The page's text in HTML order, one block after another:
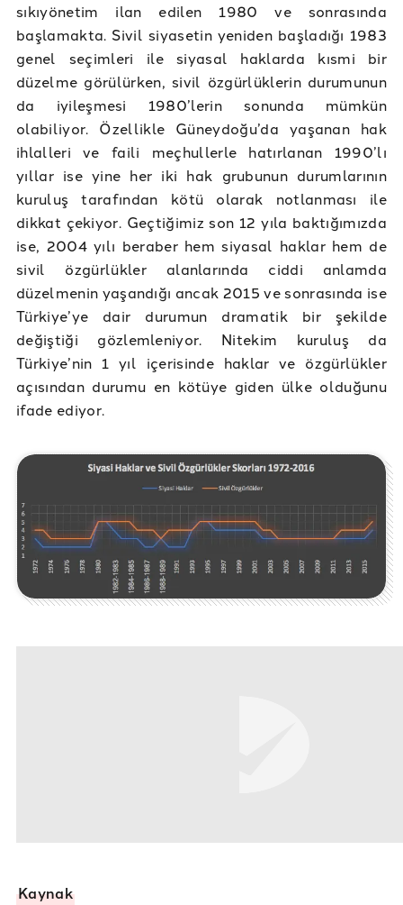
sıkıyönetim ilan edilen 1980 ve sonrasında
başlamakta. Sivil siyasetin yeniden başladığı 1983
genel seçimleri ile siyasal haklarda kısmi bir
düzelme görülürken, sivil özgürlüklerin durumunun
da iyileşmesi 1980’lerin sonunda mümkün
olabiliyor. Özellikle Güneydoğu’da yaşanan hak
ihlalleri ve faili meçhullerle hatırlanan 1990’lı
yıllar ise yine her iki hak grubunun durumlarının
kuruluş tarafından kötü olarak notlanması ile
dikkat çekiyor. Geçtiğimiz son 12 yıla baktığımızda
ise, 2004 yılı beraber hem siyasal haklar hem de
sivil özgürlükler alanlarında ciddi anlamda
düzelmenin yaşandığı ancak 2015 ve sonrasında ise
Türkiye’ye dair durumun dramatik bir şekilde
değiştiği gözlemleniyor. Nitekim kuruluş da
Türkiye’nin 1 yıl içerisinde haklar ve özgürlükler
açısından durumu en kötüye giden ülke olduğunu
ifade ediyor.
Kaynak